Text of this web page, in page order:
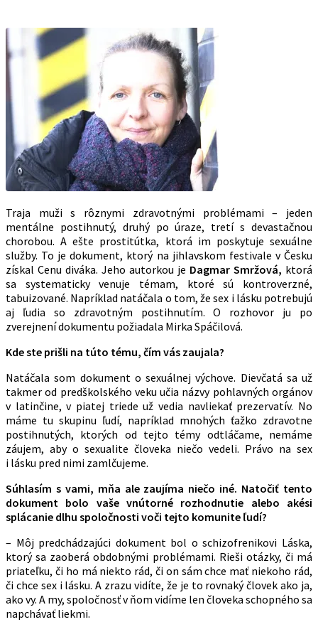
Traja muži s rôznymi zdravotnými problémami – jeden
mentálne postihnutý, druhý po úraze, tretí s devastačnou
chorobou. A ešte prostitútka, ktorá im poskytuje sexuálne
služby. To je dokument, ktorý na jihlavskom festivale v Česku
získal Cenu diváka. Jeho autorkou je Dagmar Smržová, ktorá
sa systematicky venuje témam, ktoré sú kontroverzné,
tabuizované. Napríklad natáčala o tom, že sex i lásku potrebujú
aj ľudia so zdravotným postihnutím. O rozhovor ju po
zverejnení dokumentu požiadala Mirka Spáčilová.
Kde ste prišli na túto tému, čím vás zaujala?
Natáčala som dokument o sexuálnej výchove. Dievčatá sa už
takmer od predškolského veku učia názvy pohlavných orgánov
v latinčine, v piatej triede už vedia navliekať prezervatív. No
máme tu skupinu ľudí, napríklad mnohých ťažko zdravotne
postihnutých, ktorých od tejto témy odtláčame, nemáme
záujem, aby o sexualite človeka niečo vedeli. Právo na sex
i lásku pred nimi zamlčujeme.
Súhlasím s vami, mňa ale zaujíma niečo iné. Natočiť tento
dokument bolo vaše vnútorné rozhodnutie alebo akési
splácanie dlhu spoločnosti voči tejto komunite ľudí?
– Môj predchádzajúci dokument bol o schizofrenikovi Láska,
ktorý sa zaoberá obdobnými problémami. Rieši otázky, či má
priateľku, či ho má niekto rád, či on sám chce mať niekoho rád,
či chce sex i lásku. A zrazu vidíte, že je to rovnaký človek ako ja,
ako vy. A my, spoločnosť v ňom vidíme len človeka schopného sa
napchávať liekmi.